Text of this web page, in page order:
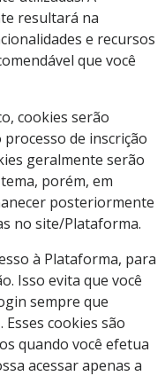
resultará na
e recursos
que você
cookies serão
de inscrição
geralmente serão
porém, em
posteriormente
no site/Plataforma.
à Plataforma, para
Isso evita que você
sempre que
Esses cookies são
quando você efetua
acessar apenas a